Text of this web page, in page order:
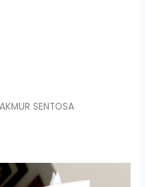
S
SENTOSA